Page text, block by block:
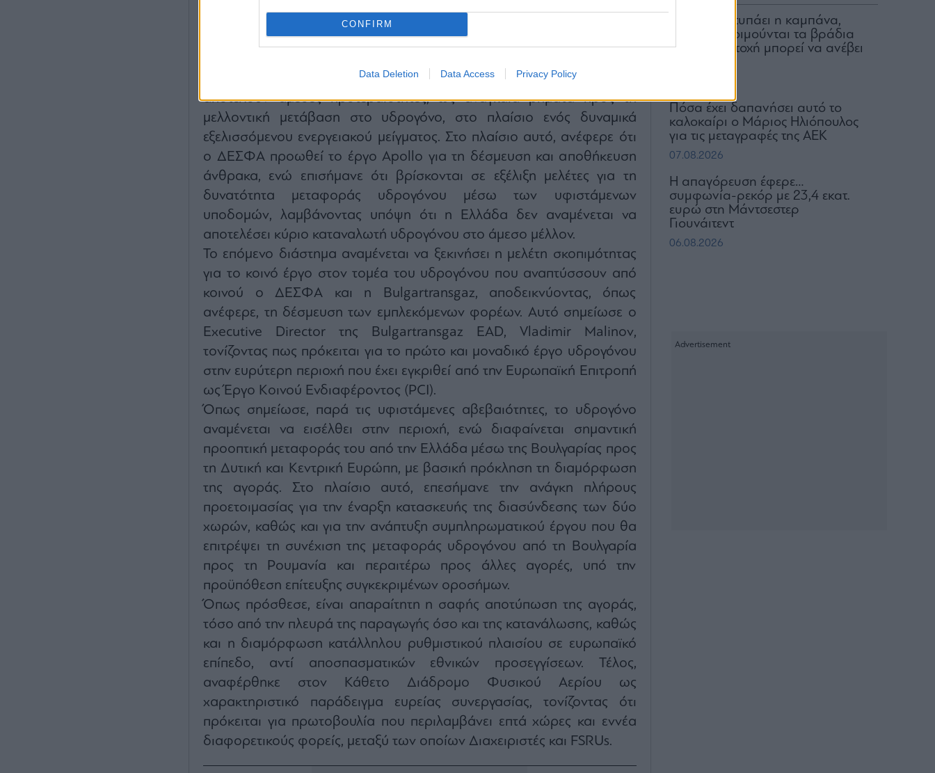
CONFIRM
Data Deletion Data Access Privacy Policy
Επισήμανε ότι, ενώ στο παρελθόν η έμφαση δινόταν κατά
σαφές ότι το φυσικό αέριο και η μείωση των εκπομπών CO2
αποτελούν άμεσες προτεραιότητες, ως αναγκαία βήματα προς τη
μελλοντική μετάβαση στο υδρογόνο, στο πλαίσιο ενός δυναμικά
εξελισσόμενου ενεργειακού μείγματος. Στο πλαίσιο αυτό, ανέφερε ότι
ο ΔΕΣΦΑ προωθεί το έργο Apollo για τη δέσμευση και αποθήκευση
άνθρακα, ενώ επισήμανε ότι βρίσκονται σε εξέλιξη μελέτες για τη
δυνατότητα μεταφοράς υδρογόνου μέσω των υφιστάμενων
υποδομών, λαμβάνοντας υπόψη ότι η Ελλάδα δεν αναμένεται να
αποτελέσει κύριο καταναλωτή υδρογόνου στο άμεσο μέλλον.
Το επόμενο διάστημα αναμένεται να ξεκινήσει η μελέτη σκοπιμότητας
για το κοινό έργο στον τομέα του υδρογόνου που αναπτύσσουν από
κοινού ο ΔΕΣΦΑ και η Bulgartransgaz, αποδεικνύοντας, όπως
ανέφερε, τη δέσμευση των εμπλεκόμενων φορέων. Αυτό σημείωσε ο
Executive Director της Bulgartransgaz EAD, Vladimir Malinov,
τονίζοντας πως πρόκειται για το πρώτο και μοναδικό έργο υδρογόνου
στην ευρύτερη περιοχή που έχει εγκριθεί από την Ευρωπαϊκή Επιτροπή
ως Έργο Κοινού Ενδιαφέροντος (PCI).
Όπως σημείωσε, παρά τις υφιστάμενες αβεβαιότητες, το υδρογόνο
αναμένεται να εισέλθει στην περιοχή, ενώ διαφαίνεται σημαντική
προοπτική μεταφοράς του από την Ελλάδα μέσω της Βουλγαρίας προς
τη Δυτική και Κεντρική Ευρώπη, με βασική πρόκληση τη διαμόρφωση
της αγοράς. Στο πλαίσιο αυτό, επεσήμανε την ανάγκη πλήρους
προετοιμασίας για την έναρξη κατασκευής της διασύνδεσης των δύο
χωρών, καθώς και για την ανάπτυξη συμπληρωματικού έργου που θα
επιτρέψει τη συνέχιση της μεταφοράς υδρογόνου από τη Βουλγαρία
προς τη Ρουμανία και περαιτέρω προς άλλες αγορές, υπό την
προϋπόθεση επίτευξης συγκεκριμένων οροσήμων.
Όπως πρόσθεσε, είναι απαραίτητη η σαφής αποτύπωση της αγοράς,
τόσο από την πλευρά της παραγωγής όσο και της κατανάλωσης, καθώς
και η διαμόρφωση κατάλληλου ρυθμιστικού πλαισίου σε ευρωπαϊκό
επίπεδο, αντί αποσπασματικών εθνικών προσεγγίσεων. Τέλος,
αναφέρθηκε στον Κάθετο Διάδρομο Φυσικού Αερίου ως
χαρακτηριστικό παράδειγμα ευρείας συνεργασίας, τονίζοντας ότι
πρόκειται για πρωτοβουλία που περιλαμβάνει επτά χώρες και εννέα
διαφορετικούς φορείς, μεταξύ των οποίων Διαχειριστές και FSRUs.
Για ποιον χτυπάει η καμπάνα,
ποιοι δεν κοιμούνται τα βράδια
και ποια μετοχή μπορεί να ανέβει
Πόσα έχει δαπανήσει αυτό το
καλοκαίρι ο Μάριος Ηλιόπουλος
για τις μεταγραφές της ΑΕΚ
07.08.2026
Η απαγόρευση έφερε…
συμφωνία-ρεκόρ με 23,4 εκατ.
ευρώ στη Μάντσεστερ
Γιουνάιτεντ
06.08.2026